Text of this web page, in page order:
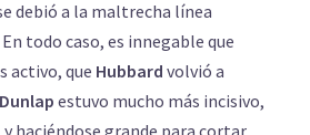
debió a la maltrecha línea
En todo caso, es innegable que
activo, que Hubbard volvió a
Dunlap estuvo mucho más incisivo,
haciéndose grande para cortar